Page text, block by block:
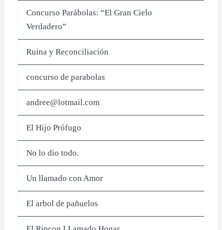
Concurso Parábolas: “El Gran Cielo
Verdadero”
Ruina y Reconciliación
concurso de parabolas
andree@lotmail.com
El Hijo Prófugo
No lo dio todo.
Un llamado con Amor
El arbol de pañuelos